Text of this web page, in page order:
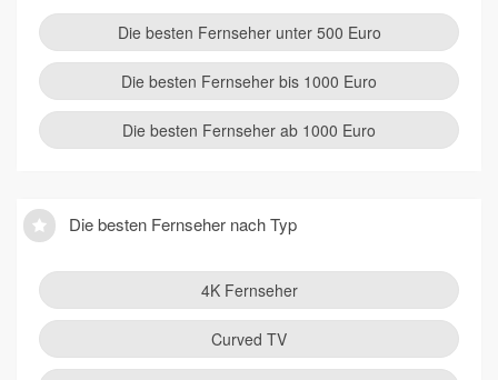
Die besten Fernseher unter 500 Euro
Die besten Fernseher bis 1000 Euro
Die besten Fernseher ab 1000 Euro
Die besten Fernseher nach Typ
4K Fernseher
Curved TV